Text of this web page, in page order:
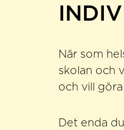
När som
skolan och
och vill
Det enda